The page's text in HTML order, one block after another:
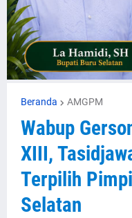
Beranda AMGPM
Wabup
XIII,
Terpilih
Selatan